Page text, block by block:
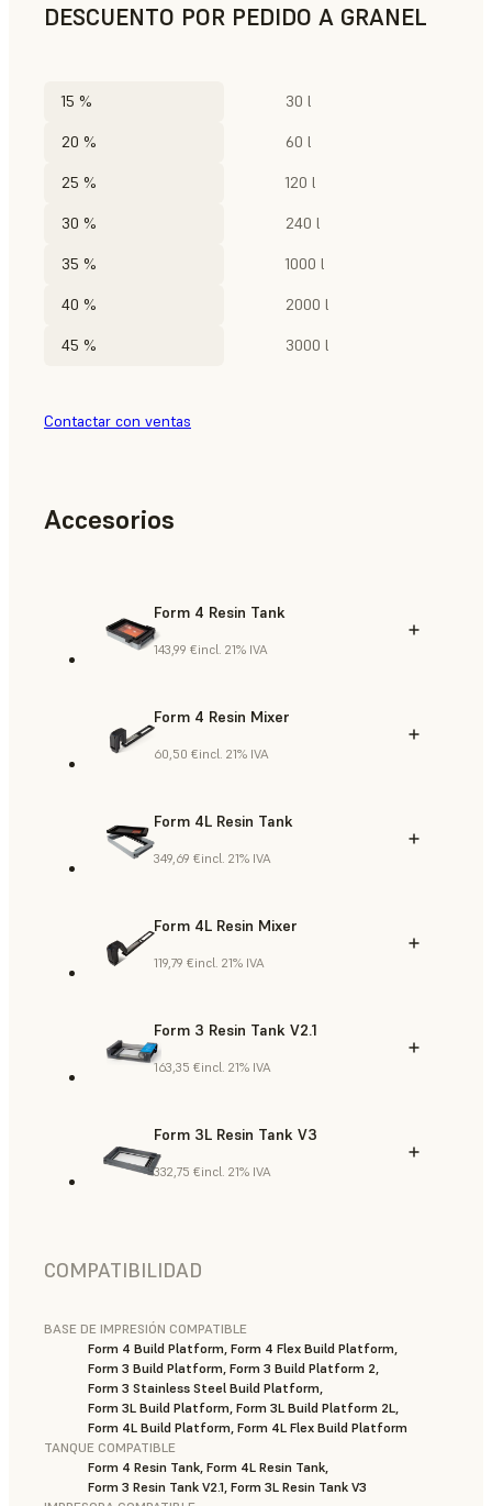
DESCUENTO POR PEDIDO A GRANEL
15 % 30 l
20 % 60 l
25 % 120 l
30 % 240 l
35 % 1000 l
40 % 2000 l
45 % 3000 l
Contactar con ventas
Accesorios
Form 4 Resin Tank
143,99 €incl. 21% IVA
Form 4 Resin Mixer
60,50 €incl. 21% IVA
Form 4L Resin Tank
349,69 €incl. 21% IVA
Form 4L Resin Mixer
119,79 €incl. 21% IVA
Form 3 Resin Tank V2.1
163,35 €incl. 21% IVA
Form 3L Resin Tank V3
332,75 €incl. 21% IVA
COMPATIBILIDAD
BASE DE IMPRESIÓN COMPATIBLE
Form 4 Build Platform, Form 4 Flex Build Platform,
Form 3 Build Platform, Form 3 Build Platform 2,
Form 3 Stainless Steel Build Platform,
Form 3L Build Platform, Form 3L Build Platform 2L,
Form 4L Build Platform, Form 4L Flex Build Platform
TANQUE COMPATIBLE
Form 4 Resin Tank, Form 4L Resin Tank,
Form 3 Resin Tank V2.1, Form 3L Resin Tank V3